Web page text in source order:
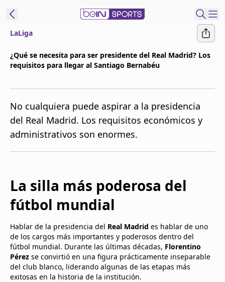
beIN XTRA
Programación
Contáctanos
LaLiga
¿Qué se necesita para ser presidente del Real Madrid? Los
requisitos para llegar al Santiago Bernabéu
No cualquiera puede aspirar a la presidencia
del Real Madrid. Los requisitos económicos y
administrativos son enormes.
La silla más poderosa del
fútbol mundial
Hablar de la presidencia del Real Madrid es hablar de uno
de los cargos más importantes y poderosos dentro del
fútbol mundial. Durante las últimas décadas, Florentino
Pérez se convirtió en una figura prácticamente inseparable
del club blanco, liderando algunas de las etapas más
exitosas en la historia de la institución.